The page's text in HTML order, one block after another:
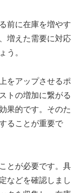
前に在庫を増やす
増えた需要に対応
う。
をアップさせるポ
トの増加に繋がる
果的です。そのた
ることが重要で
とが必要です。具
などを確認しまし